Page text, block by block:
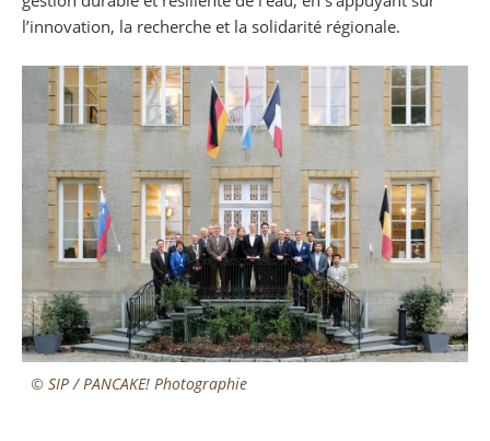
l’innovation, la recherche et la solidarité régionale.
© SIP / PANCAKE! Photographie